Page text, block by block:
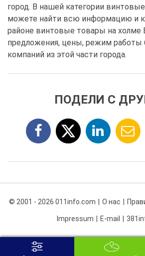
город. В нашей категории
можете найти всю информацию и
районе винтовые товары на холме
предложения, цены, режим работы
компаний из этой части города.
ПОДЕЛИ С
© 2001 - 2026 011info.com О нас
Impressum E-mail